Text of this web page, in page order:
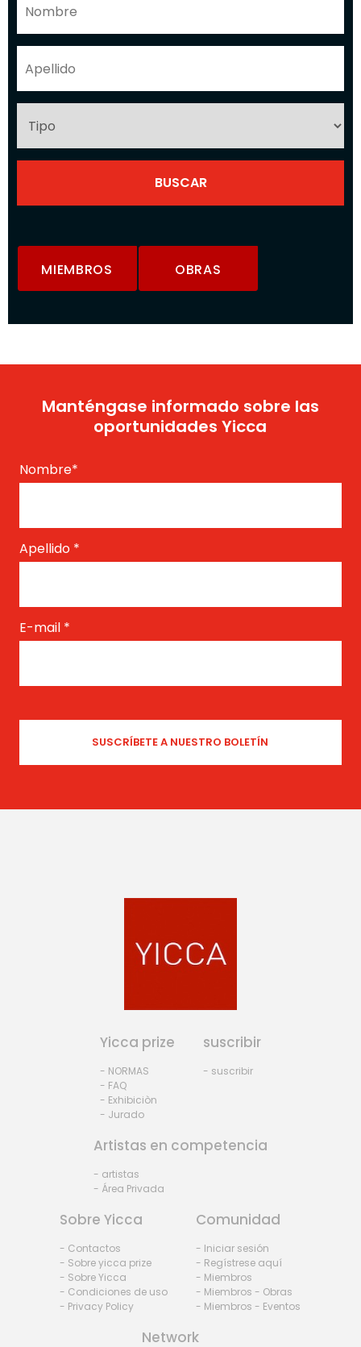
MIEMBROS OBRAS
Manténgase informado sobre las
oportunidades Yicca
Nombre*
Apellido *
E-mail *
Yicca prize
- NORMAS
- FAQ
- Exhibiciòn
- Jurado
suscribir
- suscribir
Artistas en competencia
- artistas
- Área Privada
Sobre Yicca
- Contactos
- Sobre yicca prize
- Sobre Yicca
- Condiciones de uso
- Privacy Policy
Comunidad
- Iniciar sesión
- Regístrese aquí
- Miembros
- Miembros - Obras
- Miembros - Eventos
Network